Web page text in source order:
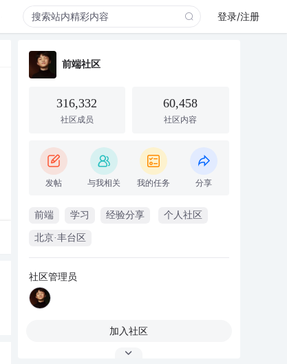
登录/注册
前端社区
316,332
社区成员
60,458
社区内容
发帖 与我相关 我的任务 分享
前端 学习 经验分享 个人社区
北京·丰台区
社区管理员
加入社区